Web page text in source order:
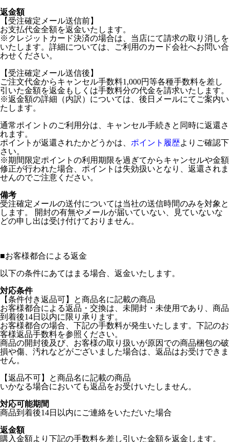
返金額
【受注確定メール送信前】
お支払代金全額を返金いたします。
※クレジットカード決済の場合は、当店にて請求の取り消しを
いたします。詳細については、ご利用のカード会社へお問い合
わせください。
【受注確定メール送信後】
ご注文代金からキャンセル手数料1,000円等各種手数料を差し
引いた金額を返金もしくは手数料分の代金を請求いたします。
※返金額の詳細（内訳）については、後日メールにてご案内い
たします。
通常ポイントのご利用分は、キャンセル手続きと同時に返還さ
れます。
ポイントが返還されたかどうかは、 ポイント履歴よりご確認下
さい。
※期間限定ポイントの利用期限を過ぎてからキャンセルや金額
修正が行われた場合、ポイントは失効扱いとなり、返還されま
せんのでご注意ください。
備考
受注確定メールの送付については当社の送信時間のみを対象と
します。 開封の有無やメールが届いていない、見ていないな
どの申し出は受け付けておりません。
■お客様都合による返金
以下の条件にあてはまる場合、返金いたします。
対応条件
【条件付き返品可】と商品名に記載の商品
お客様都合による返品・交換は、未開封・未使用であり、商品
到着後14日以内に限り承ります。
お客様都合の場合、下記の手数料が発生いたします。下記のお
客様返品手数料を参照ください。
商品の開封後及び、お客様の取り扱いが原因での商品梱包の破
損や傷、汚れなどがございました場合は、返品はお受けできま
せん。
【返品不可】と商品名に記載の商品
いかなる場合においても返品をお受けいたしません。
対応可能期間
商品到着後14日以内にご連絡をいただいた場合
返金額
購入金額より下記の手数料を差し引いた金額を返金します。